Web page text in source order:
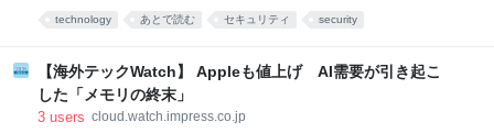
technology あとで読む セキュリティ security
【海外テックWatch】 Appleも値上げ AI需要が引き起こ
した「メモリの終末」
3 users cloud.watch.impress.co.jp